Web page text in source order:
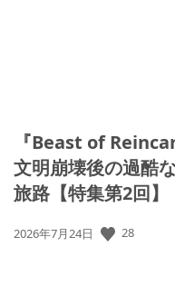
『Beast of
文明崩壊後の過酷
旅路【特集第2回】
公
2026年7月24日 28